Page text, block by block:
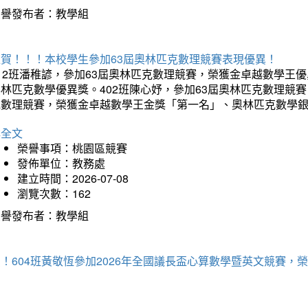
發布者：教學組
！！！本校學生參加63屆奧林匹克數理競賽表現優異！
班潘稚諺，參加63屆奧林匹克數理競賽，榮獲金卓越數學王
匹克數學優異獎。402班陳心妤，參加63屆奧林匹克數理競
理競賽，榮獲金卓越數學王金獎「第一名」、奧林匹克數學
文
榮譽事項：桃園區競賽
發佈單位：教務處
建立時間：2026-07-08
瀏覽次數：162
發布者：教學組
604班黃敬恆參加2026年全國議長盃心算數學暨英文競賽，